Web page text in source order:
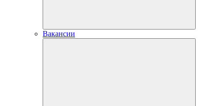
Вакансии